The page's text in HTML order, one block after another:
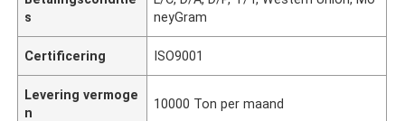
s
neyGram
Certificering ISO9001
Levering vermoge
n
10000 Ton per maand